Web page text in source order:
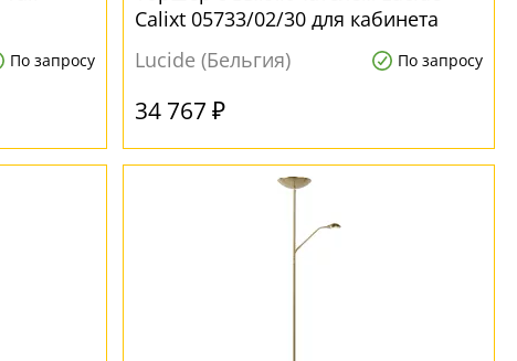
По запросу
Calixt 05733/02/30 для кабинета
Lucide (Бельгия)
По запросу
34 767 ₽